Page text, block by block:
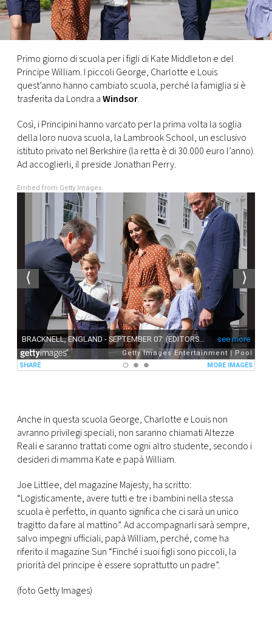
PRINCIPATO
DI
MONACO
RMC
CONSIGLIA
Primo giorno di scuola per i figli di Kate Middleton e del
Principe William. I piccoli George, Charlotte e Louis
quest’anno hanno cambiato scuola, perché la famiglia si è
trasferita da Londra aWindsor.
Così, i Principini hanno varcato per la prima volta la soglia
della loro nuova scuola, la Lambrook School, un esclusivo
istituto privato nel Berkshire (la retta è di 30.000 euro l’anno).
Ad accoglierli, il preside Jonathan Perry.
Embed from Getty Images
Anche in questa scuola George, Charlotte e Louis non
avranno privilegi speciali, non saranno chiamati Altezze
Reali e saranno trattati come ogni altro studente, secondo i
desideri di mamma Kate e papà William.
Joe Littlee, del magazine Majesty, ha scritto:
“Logisticamente, avere tutti e tre i bambini nella stessa
scuola è perfetto, in quanto significa che ci sarà un unico
tragitto da fare al mattino”. Ad accompagnarli sarà sempre,
salvo impegni ufficiali, papà William, perché, come ha
riferito il magazine Sun “Finché i suoi figli sono piccoli, la
priorità del principe è essere soprattutto un padre”.
(foto Getty Images)